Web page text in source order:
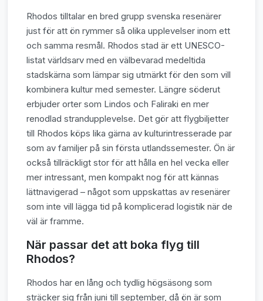
Rhodos tilltalar en bred grupp svenska resenärer
just för att ön rymmer så olika upplevelser inom ett
och samma resmål. Rhodos stad är ett UNESCO-
listat världsarv med en välbevarad medeltida
stadskärna som lämpar sig utmärkt för den som vill
kombinera kultur med semester. Längre söderut
erbjuder orter som Lindos och Faliraki en mer
renodlad strandupplevelse. Det gör att flygbiljetter
till Rhodos köps lika gärna av kulturintresserade par
som av familjer på sin första utlandssemester. Ön är
också tillräckligt stor för att hålla en hel vecka eller
mer intressant, men kompakt nog för att kännas
lättnavigerad – något som uppskattas av resenärer
som inte vill lägga tid på komplicerad logistik när de
väl är framme.
När passar det att boka flyg till
Rhodos?
Rhodos har en lång och tydlig högsäsong som
sträcker sig från juni till september, då ön är som